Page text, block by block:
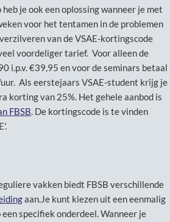
je ook een oplossing wanneer je met
voor het tentamen in de problemen
van de VSAE-kortingscode
voordeliger tarief. Voor alleen de
i.p.v. €39,95 en voor de seminars betaal
Als eerstejaars VSAE-student krijg je
korting van 25%. Het gehele aanbod is
FBSB. De kortingscode is te vinden
vakken biedt FBSB verschillende
aan.Je kunt kiezen uit een eenmalig
specifiek onderdeel. Wanneer je